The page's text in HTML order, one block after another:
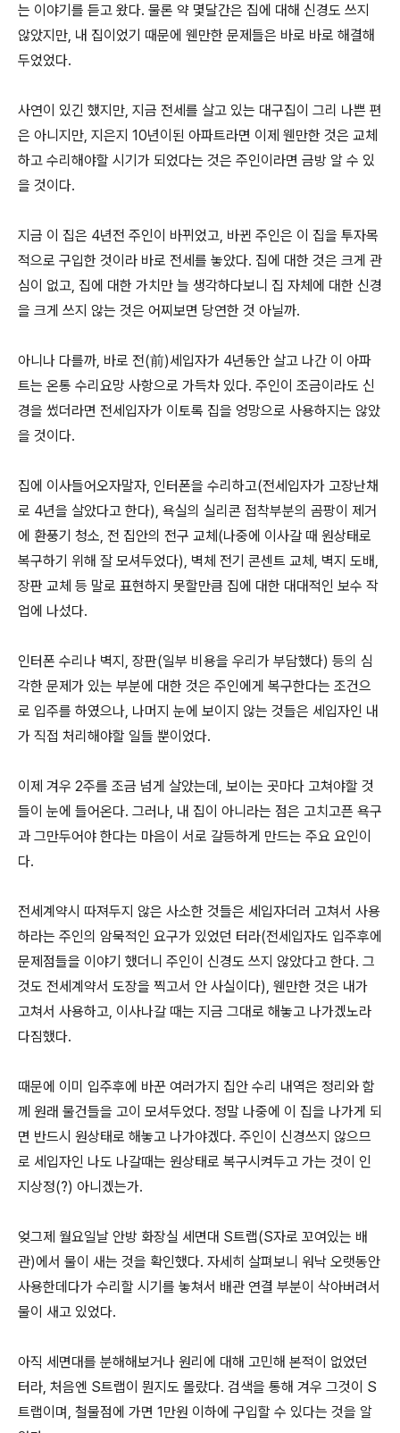
는 이야기를 듣고 왔다. 물론 약 몇달간은 집에 대해 신경도 쓰지
않았지만, 내 집이었기 때문에 웬만한 문제들은 바로 바로 해결해
두었었다.
사연이 있긴 했지만, 지금 전세를 살고 있는 대구집이 그리 나쁜 편
은 아니지만, 지은지 10년이된 아파트라면 이제 웬만한 것은 교체
하고 수리해야할 시기가 되었다는 것은 주인이라면 금방 알 수 있
을 것이다.
지금 이 집은 4년전 주인이 바뀌었고, 바뀐 주인은 이 집을 투자목
적으로 구입한 것이라 바로 전세를 놓았다. 집에 대한 것은 크게 관
심이 없고, 집에 대한 가치만 늘 생각하다보니 집 자체에 대한 신경
을 크게 쓰지 않는 것은 어찌보면 당연한 것 아닐까.
아니나 다를까, 바로 전(前)세입자가 4년동안 살고 나간 이 아파
트는 온통 수리요망 사항으로 가득차 있다. 주인이 조금이라도 신
경을 썼더라면 전세입자가 이토록 집을 엉망으로 사용하지는 않았
을 것이다.
집에 이사들어오자말자, 인터폰을 수리하고(전세입자가 고장난채
로 4년을 살았다고 한다), 욕실의 실리콘 접착부분의 곰팡이 제거
에 환풍기 청소, 전 집안의 전구 교체(나중에 이사갈 때 원상태로
복구하기 위해 잘 모셔두었다), 벽체 전기 콘센트 교체, 벽지 도배,
장판 교체 등 말로 표현하지 못할만큼 집에 대한 대대적인 보수 작
업에 나섰다.
인터폰 수리나 벽지, 장판(일부 비용을 우리가 부담했다) 등의 심
각한 문제가 있는 부분에 대한 것은 주인에게 복구한다는 조건으
로 입주를 하였으나, 나머지 눈에 보이지 않는 것들은 세입자인 내
가 직접 처리해야할 일들 뿐이었다.
이제 겨우 2주를 조금 넘게 살았는데, 보이는 곳마다 고쳐야할 것
들이 눈에 들어온다. 그러나, 내 집이 아니라는 점은 고치고픈 욕구
과 그만두어야 한다는 마음이 서로 갈등하게 만드는 주요 요인이
다.
전세계약시 따져두지 않은 사소한 것들은 세입자더러 고쳐서 사용
하라는 주인의 암묵적인 요구가 있었던 터라(전세입자도 입주후에
문제점들을 이야기 했더니 주인이 신경도 쓰지 않았다고 한다. 그
것도 전세계약서 도장을 찍고서 안 사실이다), 웬만한 것은 내가
고쳐서 사용하고, 이사나갈 때는 지금 그대로 해놓고 나가겠노라
다짐했다.
때문에 이미 입주후에 바꾼 여러가지 집안 수리 내역은 정리와 함
께 원래 물건들을 고이 모셔두었다. 정말 나중에 이 집을 나가게 되
면 반드시 원상태로 해놓고 나가야겠다. 주인이 신경쓰지 않으므
로 세입자인 나도 나갈때는 원상태로 복구시켜두고 가는 것이 인
지상정(?) 아니겠는가.
엊그제 월요일날 안방 화장실 세면대 S트랩(S자로 꼬여있는 배
관)에서 물이 새는 것을 확인했다. 자세히 살펴보니 워낙 오랫동안
사용한데다가 수리할 시기를 놓쳐서 배관 연결 부분이 삭아버려서
물이 새고 있었다.
아직 세면대를 분해해보거나 원리에 대해 고민해 본적이 없었던
터라, 처음엔 S트랩이 뭔지도 몰랐다. 검색을 통해 겨우 그것이 S
트랩이며, 철물점에 가면 1만원 이하에 구입할 수 있다는 것을 알